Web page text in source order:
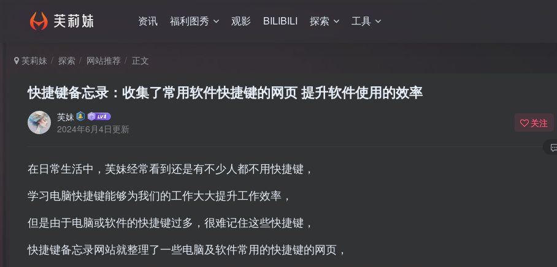
资讯 福利图秀 观影 BILIBILI 探索 工具
芙莉妹 探索 网站推荐 正文
快捷键备忘录：收集了常用软件快捷键的网页 提升软件使用的效率
芙妹
2024年6月4日更新
关注
在日常生活中，芙妹经常看到还是有不少人都不用快捷键，
学习电脑快捷键能够为我们的工作大大提升工作效率，
但是由于电脑或软件的快捷键过多，很难记住这些快捷键，
快捷键备忘录网站就整理了一些电脑及软件常用的快捷键的网页，